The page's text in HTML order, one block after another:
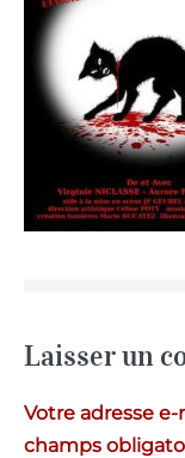
Laisser un
Votre adresse
champs